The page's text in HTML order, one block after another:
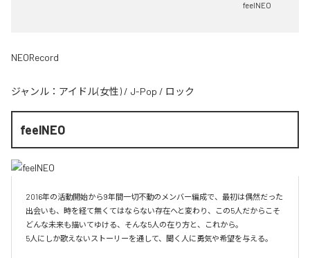
feelNEO
NEORecord
ジャンル： アイドル(女性) / J-Pop / ロック
feelNEO
2016年の活動開始から9年間一切不動のメンバー編成で、最初は偶然だった
出会いも、時を経て無くてはならない存在へと変わり、この5人だからこそ
どんな未来も描いてゆける、そんな5人の在り方と、これから。
5人にしか歌えないストーリーを通して、聞く人に勇気や希望を与える。